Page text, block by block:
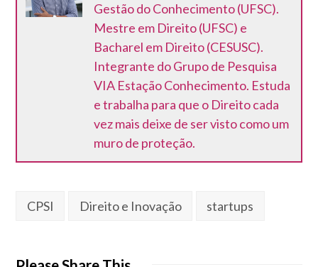
Gestão do Conhecimento (UFSC).
Mestre em Direito (UFSC) e
Bacharel em Direito (CESUSC).
Integrante do Grupo de Pesquisa
VIA Estação Conhecimento. Estuda
e trabalha para que o Direito cada
vez mais deixe de ser visto como um
muro de proteção.
CPSI Direito e Inovação startups